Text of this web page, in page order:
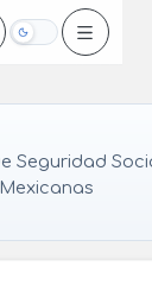
Oscuro
Seguridad